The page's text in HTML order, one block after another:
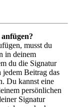
musst du
in deinem
du die Signatur
jedem Beitrag das
Du kannst eine
persönlichen
Signatur